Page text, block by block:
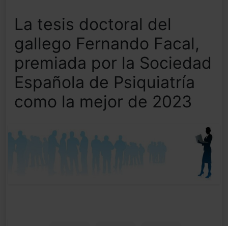
La tesis doctoral del
gallego Fernando Facal,
premiada por la Sociedad
Española de Psiquiatría
como la mejor de 2023